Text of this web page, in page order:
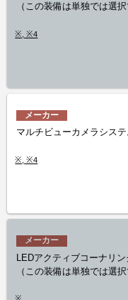
（この装備は単独では選
※, ※4
メーカー
マルチビューカメラシステ
※, ※4
メーカー
LEDアクティブコーナリン
（この装備は単独では選